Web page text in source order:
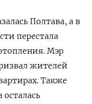
Полтава, а в
перестала
Мэр
жителей
Также
осталась